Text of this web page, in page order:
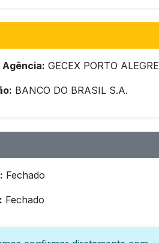
Agência: GECEX PORTO ALEGRE
BANCO DO BRASIL S.A.
Fechado
Fechado